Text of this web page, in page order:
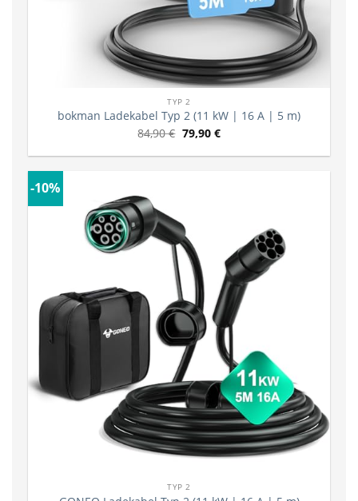
TYP 2
bokman Ladekabel Typ 2 (11 kW | 16 A | 5 m)
84,90€ 79,90 €
-10%
TYP 2